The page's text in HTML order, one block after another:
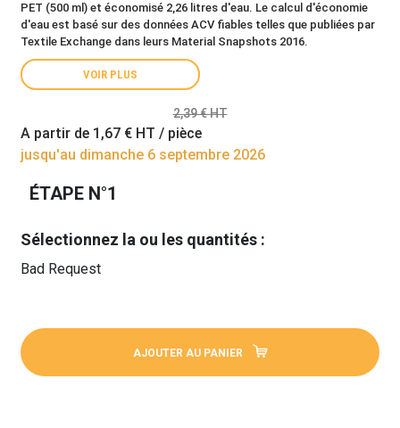
PET (500 ml) et économisé 2,26 litres d'eau. Le calcul d'économie
d'eau est basé sur des données ACV fiables telles que publiées par
Textile Exchange dans leurs Material Snapshots 2016.
VOIR PLUS
2,39 € HT
A partir de 1,67 € HT / pièce
jusqu'au dimanche 6 septembre 2026
ÉTAPE N°1
Sélectionnez la ou les quantités :
Bad Request
AJOUTER AU PANIER